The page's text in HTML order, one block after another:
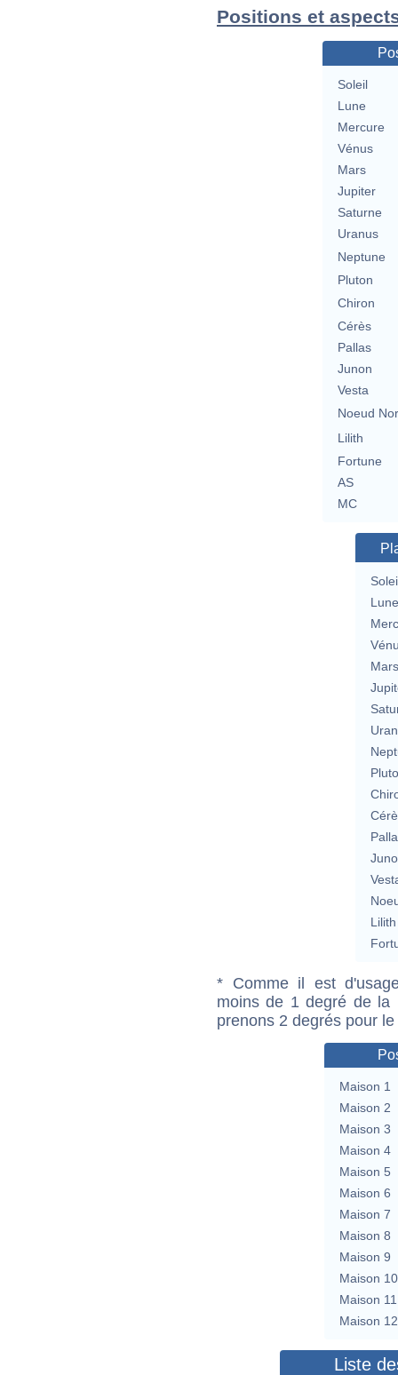
Positions et
Soleil
Lune
Mercure
Vénus
Mars
Jupiter
Saturne
Uranus
Neptune
Pluton
Chiron
Cérès
Pallas
Junon
Vesta
Noeud
Lilith
Fortune
AS
MC
Lune
Mars
Lilith
* Comme il est
moins de 1 degré de la
prenons 2 degrés pour
Maison 1
Maison 2
Maison 3
Maison 4
Maison 5
Maison 6
Maison 7
Maison 8
Maison 9
Maison 10
Maison 11
Maison 12
Liste